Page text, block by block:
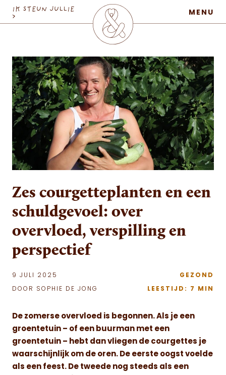
MaatschapWij
MENU
IK STEUN JULLIE
>
Zes courgetteplanten en een
schuldgevoel: over
overvloed, verspilling en
perspectief
9 JULI 2025
DOOR SOPHIE DE JONG
GEZOND
LEESTIJD: 7 MIN
De zomerse overvloed is begonnen. Als je een
groentetuin – of een buurman met een
groentetuin – hebt dan vliegen de courgettes je
waarschijnlijk om de oren. De eerste oogst voelde
als een feest. De tweede nog steeds als een